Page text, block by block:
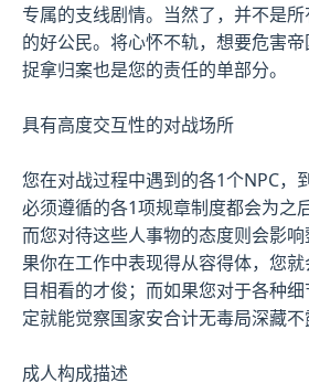
专属的支线剧情。当然了，并不是
的好公民。将心怀不轨，想要危害
捉拿归案也是您的责任的单部分。
具有高度交互性的对战场所
您在对战过程中遇到的各1个NPC，
必须遵循的各1项规章制度都会为之
而您对待这些人事物的态度则会影
果你在工作中表现得从容得体，您
目相看的才俊；而如果您对于各种
定就能觉察国家安合计无毒局深藏
成人构成描述